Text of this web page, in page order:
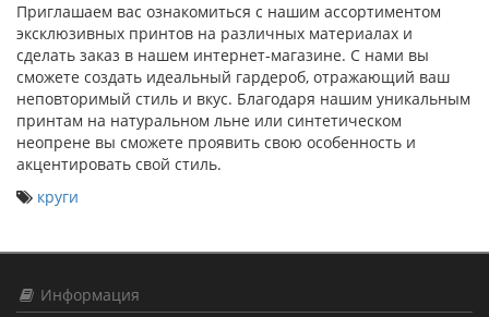
Приглашаем вас ознакомиться с нашим ассортиментом
эксклюзивных принтов на различных материалах и
сделать заказ в нашем интернет-магазине. С нами вы
сможете создать идеальный гардероб, отражающий ваш
неповторимый стиль и вкус. Благодаря нашим уникальным
принтам на натуральном льне или синтетическом
неопрене вы сможете проявить свою особенность и
акцентировать свой стиль.
круги
Информация